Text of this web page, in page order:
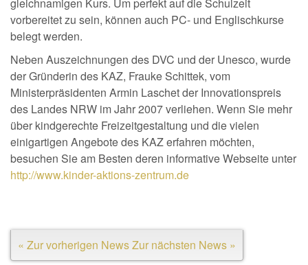
vorbereitet zu sein, können auch PC- und Englischkurse
belegt werden.
Neben Auszeichnungen des DVC und der Unesco, wurde
der Gründerin des KAZ, Frauke Schittek, vom
Ministerpräsidenten Armin Laschet der Innovationspreis
des Landes NRW im Jahr 2007 verliehen. Wenn Sie mehr
über kindgerechte Freizeitgestaltung und die vielen
einigartigen Angebote des KAZ erfahren möchten,
besuchen Sie am Besten deren informative Webseite unter
http://www.kinder-aktions-zentrum.de
« Zur vorherigen NewsZur nächsten News »